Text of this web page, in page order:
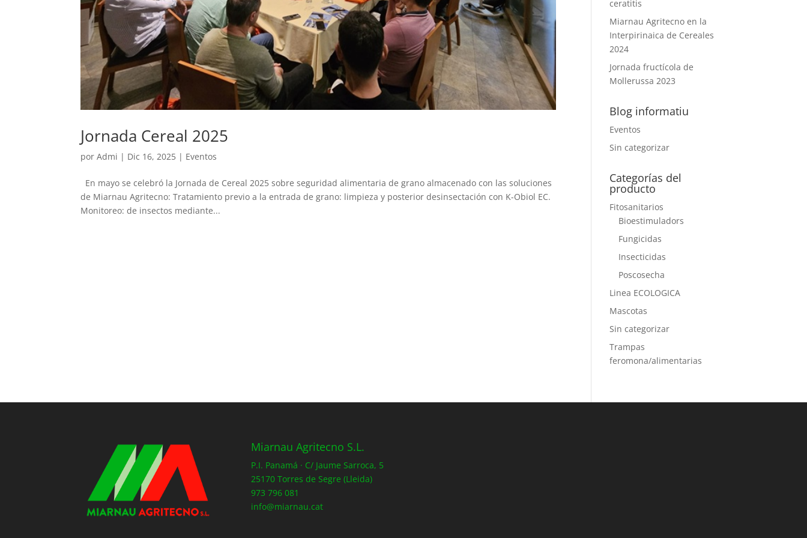
Jornada Cereal 2025
porAdmi | Dic 16, 2025 | Eventos
En mayo se celebró la Jornada de Cereal 2025 sobre seguridad alimentaria de grano almacenado con las soluciones
de Miarnau Agritecno: Tratamiento previo a la entrada de grano: limpieza y posterior desinsectación con K-Obiol EC.
Monitoreo: de insectos mediante...
ceratitis
Miarnau Agritecno en la
Interpirinaica de Cereales
2024
Jornada fructícola de
Mollerussa 2023
Blog informatiu
Eventos
Sin categorizar
Categorías del
producto
Fitosanitarios
Bioestimuladors
Fungicidas
Insecticidas
Poscosecha
Linea ECOLOGICA
Mascotas
Sin categorizar
Trampas
feromona/alimentarias
Miarnau Agritecno S.L.
P.I. Panamá · C/ Jaume Sarroca, 5
25170 Torres de Segre (Lleida)
973 796 081
info@miarnau.cat